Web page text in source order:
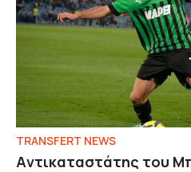
TRANSFERT NEWS
Aντικαταστάτης του